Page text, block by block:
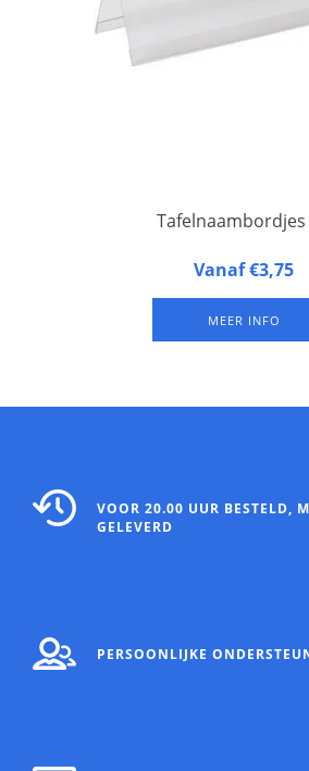
Tafelnaambordjes
Tafelnaambordjes A5 formaat (10 stuks)
Vanaf €3,75
MEER INFO
VOOR 20.00 UUR BESTELD,
GELEVERD
PERSOONLIJKE